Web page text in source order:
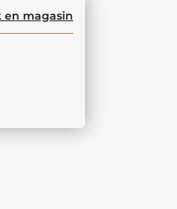
en magasin